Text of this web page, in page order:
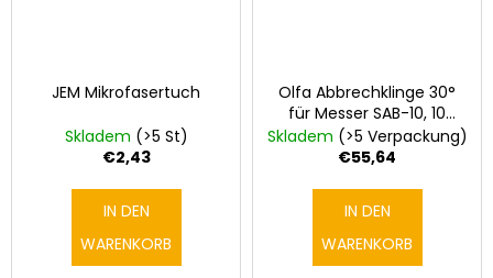
JEM Mikrofasertuch
Skladem (>5 St)
€2,43
IN DEN
WARENKORB
Olfa Abbrechklinge 30°
für Messer SAB-10, 10
Packung
Skladem (>5 Verpackung)
€55,64
IN DEN
WARENKORB